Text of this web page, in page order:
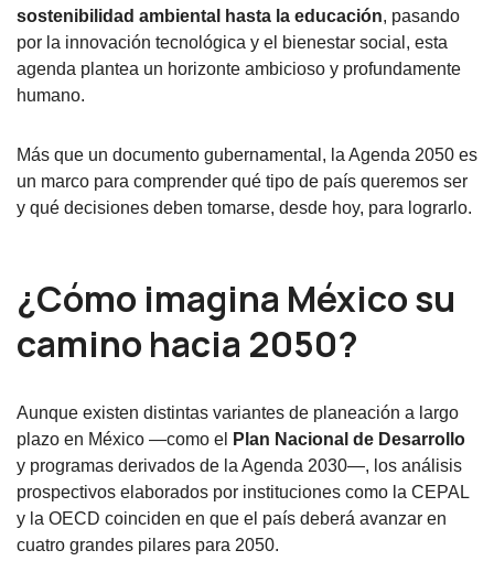
sostenibilidad ambiental hasta la educación, pasando
por la innovación tecnológica y el bienestar social, esta
agenda plantea un horizonte ambicioso y profundamente
humano.
Más que un documento gubernamental, la Agenda 2050 es
un marco para comprender qué tipo de país queremos ser
y qué decisiones deben tomarse, desde hoy, para lograrlo.
¿Cómo imagina México su
camino hacia 2050?
Aunque existen distintas variantes de planeación a largo
plazo en México —como el
Plan Nacional de Desarrollo
y programas derivados de la Agenda 2030—, los análisis
prospectivos elaborados por instituciones como la CEPAL
y la OECD coinciden en que el país deberá avanzar en
cuatro grandes pilares para 2050.